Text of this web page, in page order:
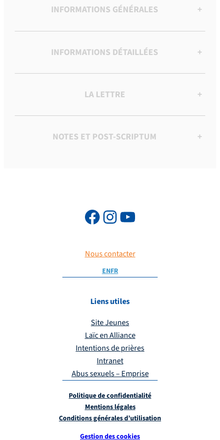
INFORMATIONS GÉNÉRALES +
INFORMATIONS DÉTAILLÉES +
LA LETTRE +
NOTES ET POST-SCRIPTUM +
Nous contacter
ENFR
Liens utiles
Site Jeunes
Laïc en Alliance
Intentions de prières
Intranet
Abus sexuels – Emprise
Politique de confidentialité
Mentions légales
Conditions générales d’utilisation
Gestion des cookies